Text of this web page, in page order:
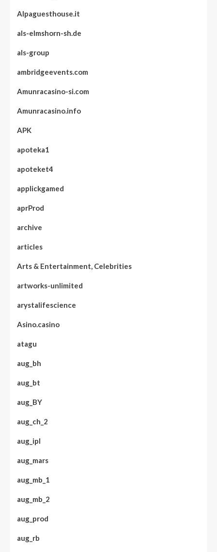
Alpaguesthouse.it
als-elmshorn-sh.de
als-group
ambridgeevents.com
Amunracasino-si.com
Amunracasino.info
APK
apoteka1
apoteket4
applickgamed
aprProd
archive
articles
Arts & Entertainment, Celebrities
artworks-unlimited
arystalifescience
Asino.casino
atagu
aug_bh
aug_bt
aug_BY
aug_ch_2
aug_ipl
aug_mars
aug_mb_1
aug_mb_2
aug_prod
aug_rb